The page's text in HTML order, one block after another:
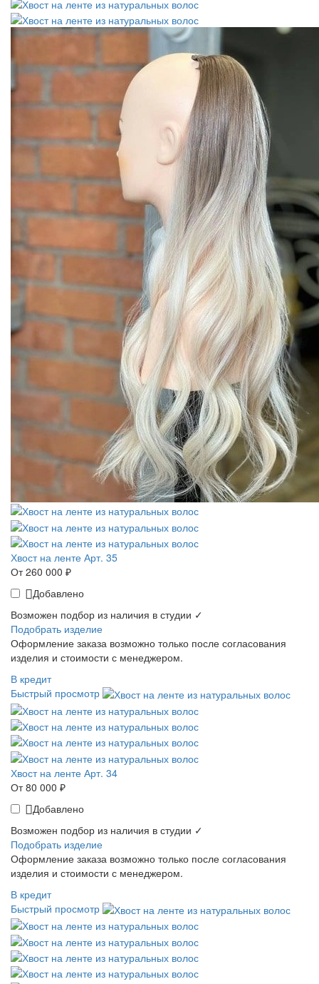
Хвост на ленте Арт. 35
От 260 000 ₽
Добавлено
Возможен подбор из наличия в студии ✓
Подобрать изделие
Оформление заказа возможно только после согласования
изделия и стоимости с менеджером.
В кредит
Быстрый просмотр
Хвост на ленте Арт. 34
От 80 000 ₽
Добавлено
Возможен подбор из наличия в студии ✓
Подобрать изделие
Оформление заказа возможно только после согласования
изделия и стоимости с менеджером.
В кредит
Быстрый просмотр